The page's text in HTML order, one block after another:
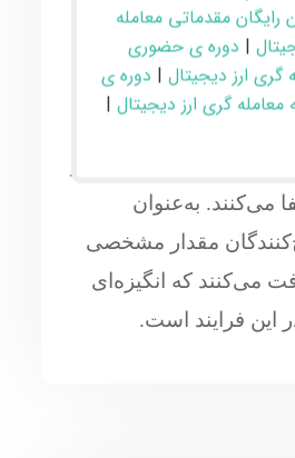
می‌شوند. این فرایند
محاسباتی برای حل
انجام می‌شود.
با ارائه توان
در تضمین امنیت و
می‌کنند. به‌عنوان
مقدار مشخصی
می‌کنند که انگیزه‌ای
این فرایند است.
رایگان مقدماتی معامله
| دوره ی حضوری
گری ارز دیجیتال | دوره ی
معامله گری ارز دیجیتال |